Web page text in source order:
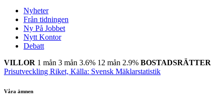
Nyheter
Från tidningen
Ny På Jobbet
Nytt Kontor
Debatt
VILLOR 1 mån 3 mån 3.6% 12 mån 2.9% BOSTADSRÄTTER
Prisutveckling Riket, Källa: Svensk Mäklarstatistik
Våra ämnen